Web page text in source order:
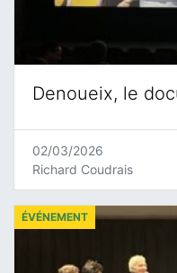
Denoueix, le
02/03/2026
Richard Coudrais
ÉVÉNEMENT